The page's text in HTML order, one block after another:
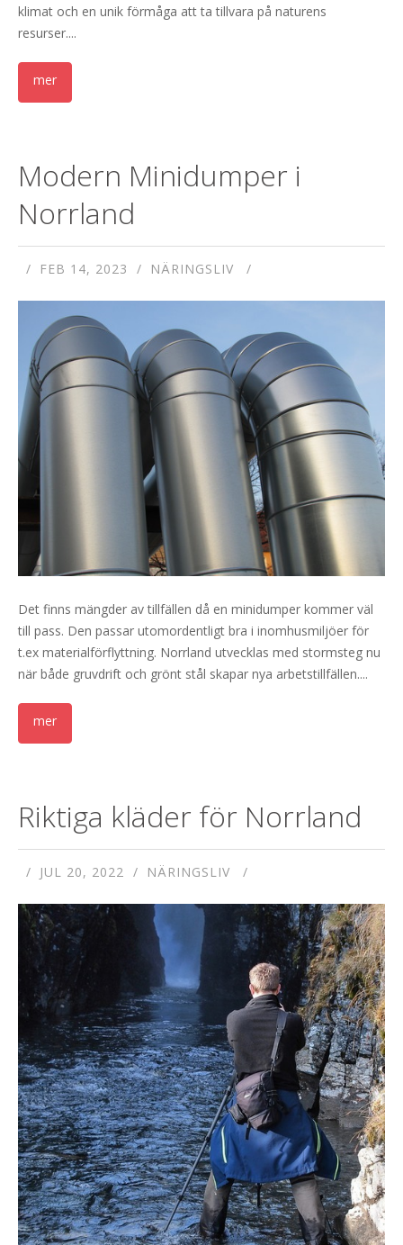
klimat och en unik förmåga att ta tillvara på naturens
resurser....
Modern Minidumper i
Norrland
FEB 14, 2023 NÄRINGSLIV
Det finns mängder av tillfällen då en minidumper kommer väl
till pass. Den passar utomordentligt bra i inomhusmiljöer för
t.ex materialförflyttning. Norrland utvecklas med stormsteg nu
när både gruvdrift och grönt stål skapar nya arbetstillfällen....
Riktiga kläder för Norrland
JUL 20, 2022 NÄRINGSLIV